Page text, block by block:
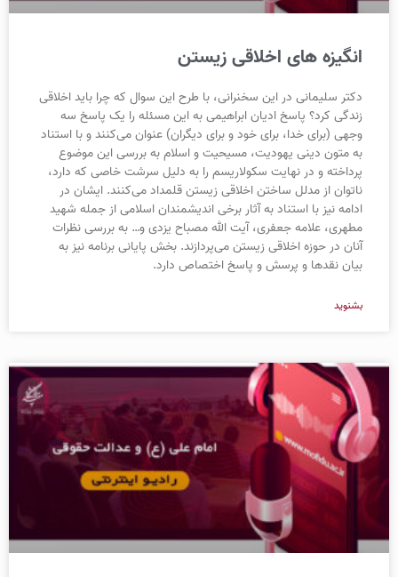
انگیزه های اخلاقی زیستن
دکتر سلیمانی در این سخنرانی، با طرح این سوال که چرا باید اخلاقی
زندگی کرد؟ پاسخ ادیان ابراهیمی به این مسئله را یک پاسخ سه
وجهی (برای خدا، برای خود و برای دیگران) عنوان می‌کنند و با استناد
به متون دینی یهودیت، مسیحیت و اسلام به بررسی این موضوع
پرداخته و در نهایت سکولاریسم را به دلیل سرشت خاصی که دارد،
ناتوان از مدلل ساختن اخلاقی زیستن قلمداد می‌کنند. ایشان در
ادامه نیز با استناد به آثار برخی اندیشمندان اسلامی از جمله شهید
مطهری، علامه جعفری، آیت الله مصباح یزدی و… به بررسی نظرات
آنان در حوزه اخلاقی زیستن می‌پردازند. بخش پایانی برنامه نیز به
بیان نقدها و پرسش و پاسخ اختصاص دارد.
بشنوید